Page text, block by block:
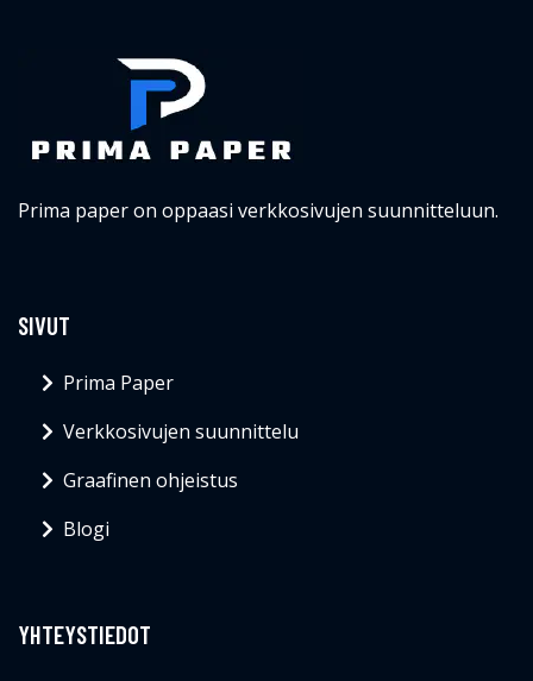
Prima paper on oppaasi verkkosivujen suunnitteluun.
SIVUT
Prima Paper
Verkkosivujen suunnittelu
Graafinen ohjeistus
Blogi
YHTEYSTIEDOT